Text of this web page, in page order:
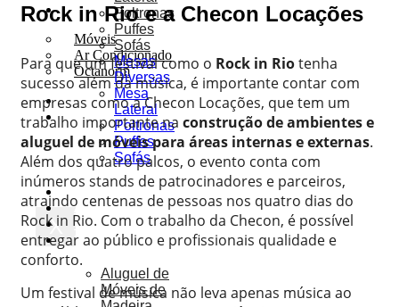
Soluções
Móveis
Ar Condicionado
Octanorm
Portfólio
Orçamentos
X
Poltronas
Puffes
Sofás
Mesas
Diversas
Mesa
Lateral
Poltronas
Puffes
Sofás
Móveis
Ar Condicionado
Octanorm
Soluções
Aluguel de
Móveis de
Rock in Rio e a Checon Locações
Para que um festival como o Rock in Riotenha
sucesso além da música, é importante contar com
empresas como a Checon Locações, que tem um
trabalho importante na construção de ambientes e
aluguel de móveis para áreas internas e externas.
Além dos quatro palcos, o evento conta com
inúmeros stands de patrocinadores e parceiros,
atraindo centenas de pessoas nos quatro dias do
Rock in Rio. Com o trabalho da Checon, é possível
entregar ao público e profissionais qualidade e
conforto.
Um festival de música não leva apenas música ao